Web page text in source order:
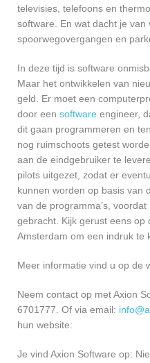
televisies, telefoons en
software. En wat dacht je van
spoorwegovergangen en
In deze tijd is software
Maar het ontwikkelen van
geld. Er moet een
door een software engineer,
dit gaan programmeren en
nog ruimschoots getest
aan de eindgebruiker te
pilots uitgezet, zodat er
kunnen worden op basis van
van de programma’s,
gebracht. Kijk gerust eens op
Amsterdam om een indruk te
Meer informatie vind u op de
Neem contact op met Axion
6701777. Of via email:
hun website:
Je vind Axion Software op: